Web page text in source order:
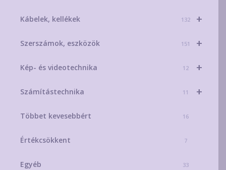
+
Kábelek, kellékek 132
+
Szerszámok, eszközök 151
+
Kép- és videotechnika 12
+
Számítástechnika 11
Többet kevesebbért 16
Értékcsökkent 7
Egyéb 33